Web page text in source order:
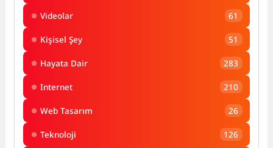
Videolar 61
Kişisel Şey 51
Hayata Dair 283
Internet 210
Web Tasarım 26
Teknoloji 126